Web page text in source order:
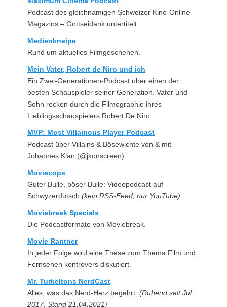
Podcast des gleichnamigen Schweizer Kino-Online-
Magazins – Gottseidank untertitelt.
Medienkneipe
Rund um aktuelles Filmgeschehen.
Mein Vater, Robert de Niro und ich
Ein Zwei-Generationen-Podcast über einen der
besten Schauspieler seiner Generation. Vater und
Sohn rocken durch die Filmographie ihres
Lieblingsschauspielers Robert De Niro.
MVP: Most Villainous Player Podcast
Podcast über Villains & Bösewichte von & mit
Johannes Klan (@jkonscreen)
Moviecops
Guter Bulle, böser Bulle: Videopodcast auf
Schwyzerdütsch (kein RSS-Feed, nur YouTube)
Moviebreak Specials
Die Podcastformate von Moviebreak.
Movie Rantner
In jeder Folge wird eine These zum Thema Film und
Fernsehen kontrovers diskutiert.
Mr. Turkeltons NerdCast
Alles, was das Nerd-Herz begehrt. (Ruhend seit Jul.
2017, Stand 21.04.2021)